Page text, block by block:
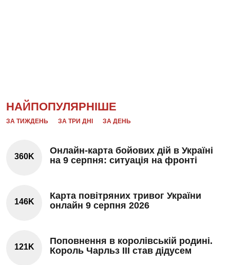
НАЙПОПУЛЯРНІШЕ
ЗА ТИЖДЕНЬ ЗА ТРИ ДНІ ЗА ДЕНЬ
360K
Онлайн-карта бойових дій в Україні
на 9 серпня: ситуація на фронті
146K
Карта повітряних тривог України
онлайн 9 серпня 2026
121K
Поповнення в королівській родині.
Король Чарльз III став дідусем